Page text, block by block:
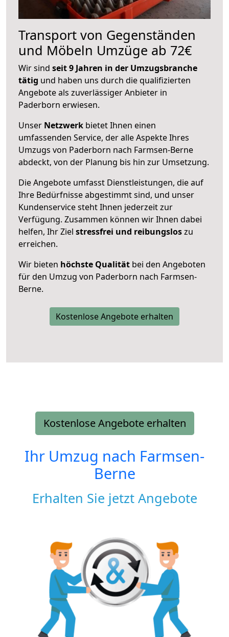
Transport von Gegenständen
und Möbeln Umzüge ab 72€
Wir sind seit 9 Jahren in der Umzugsbranche
tätig und haben uns durch die qualifizierten
Angebote als zuverlässiger Anbieter in
Paderborn erwiesen.
Unser Netzwerk bietet Ihnen einen
umfassenden Service, der alle Aspekte Ihres
Umzugs von Paderborn nach Farmsen-Berne
abdeckt, von der Planung bis hin zur Umsetzung.
Die Angebote umfasst Dienstleistungen, die auf
Ihre Bedürfnisse abgestimmt sind, und unser
Kundenservice steht Ihnen jederzeit zur
Verfügung. Zusammen können wir Ihnen dabei
helfen, Ihr Ziel stressfrei und reibungsloszu
erreichen.
Wir bieten höchste Qualität bei den Angeboten
für den Umzug von Paderborn nach Farmsen-
Berne.
Kostenlose Angebote erhalten
Kostenlose Angebote erhalten
Ihr Umzug nach Farmsen-
Berne
Erhalten Sie jetzt Angebote